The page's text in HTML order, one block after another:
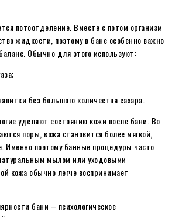
потоотделение. Вместе с потом организм
жидкости, поэтому в бане особенно важно
Обычно для этого используют:
без большого количества сахара.
уделяют состоянию кожи после бани. Во
поры, кожа становится более мягкой,
Именно поэтому банные процедуры часто
мылом или уходовыми
кожа обычно легче воспринимает
бани – психологическое